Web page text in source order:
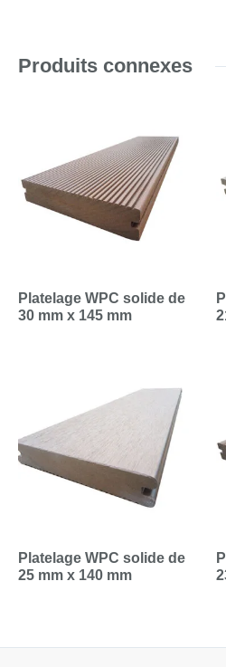
Produits connexes
Platelage WPC solide de
30 mm x 145 mm
Platelage WPC solide de
25 mm x 140 mm